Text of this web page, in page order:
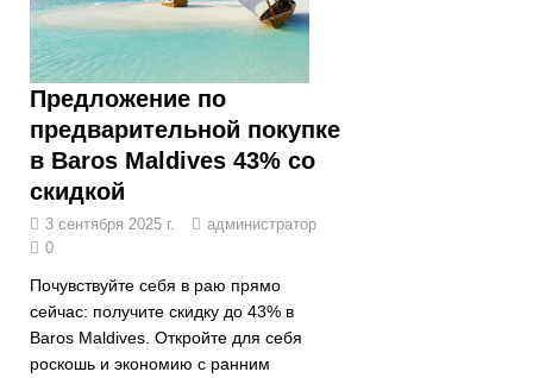
Предложение по
предварительной покупке
в Baros Maldives 43% со
скидкой
3 сентября 2025 г.
администратор
0
Почувствуйте себя в раю прямо
сейчас: получите скидку до 43% в
Baros Maldives. Откройте для себя
роскошь и экономию с ранним